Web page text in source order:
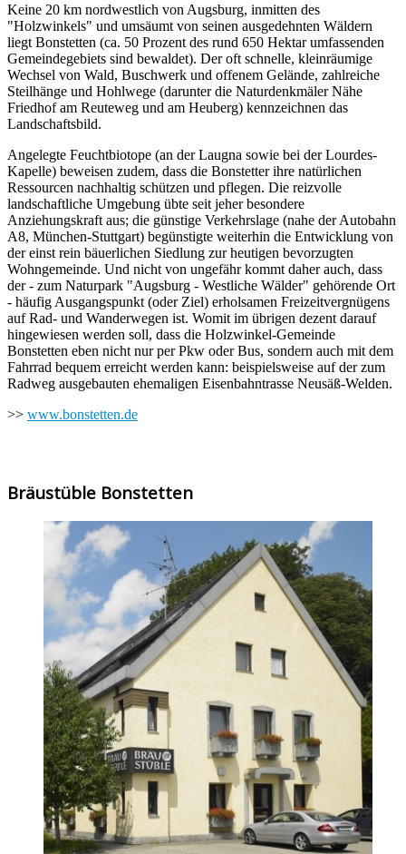
Keine 20 km nordwestlich von Augsburg, inmitten des
"Holzwinkels" und umsäumt von seinen ausgedehnten Wäldern
liegt Bonstetten (ca. 50 Prozent des rund 650 Hektar umfassenden
Gemeindegebiets sind bewaldet). Der oft schnelle, kleinräumige
Wechsel von Wald, Buschwerk und offenem Gelände, zahlreiche
Steilhänge und Hohlwege (darunter die Naturdenkmäler Nähe
Friedhof am Reuteweg und am Heuberg) kennzeichnen das
Landschaftsbild.
Angelegte Feuchtbiotope (an der Laugna sowie bei der Lourdes-
Kapelle) beweisen zudem, dass die Bonstetter ihre natürlichen
Ressourcen nachhaltig schützen und pflegen. Die reizvolle
landschaftliche Umgebung übte seit jeher besondere
Anziehungskraft aus; die günstige Verkehrslage (nahe der Autobahn
A8, München-Stuttgart) begünstigte weiterhin die Entwicklung von
der einst rein bäuerlichen Siedlung zur heutigen bevorzugten
Wohngemeinde. Und nicht von ungefähr kommt daher auch, dass
der - zum Naturpark "Augsburg - Westliche Wälder" gehörende Ort
- häufig Ausgangspunkt (oder Ziel) erholsamen Freizeitvergnügens
auf Rad- und Wanderwegen ist. Womit im übrigen dezent darauf
hingewiesen werden soll, dass die Holzwinkel-Gemeinde
Bonstetten eben nicht nur per Pkw oder Bus, sondern auch mit dem
Fahrrad bequem erreicht werden kann: beispielsweise auf der zum
Radweg ausgebauten ehemaligen Eisenbahntrasse Neusäß-Welden.
>> www.bonstetten.de
Bräustüble Bonstetten